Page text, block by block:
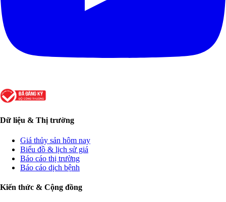
Dữ liệu & Thị trường
Giá thủy sản hôm nay
Biểu đồ & lịch sử giá
Báo cáo thị trường
Báo cáo dịch bệnh
Kiến thức & Cộng đồng